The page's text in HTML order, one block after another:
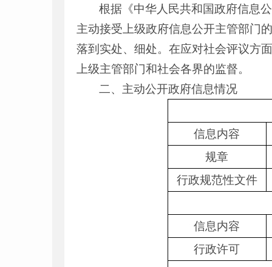
根据《中华人民共和国政府信息
主动接受上级政府信息公开主管部门
落到实处、细处。在应对社会评议方
上级主管部门和社会各界的监督。
二、主动公开政府信息情况
信息内容
规章
行政规范性文件
信息内容
行政许可